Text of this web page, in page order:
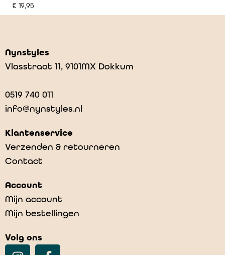
€ 19,95
Nynstyles
Vlasstraat 11, 9101MX Dokkum
0519 740 011
info@nynstyles.nl
Klantenservice
Verzenden & retourneren
Contact
Account
Mijn account
Mijn bestellingen
Volg ons